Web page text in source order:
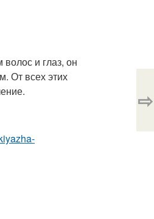
волос и глаз, он
От всех этих
⇨